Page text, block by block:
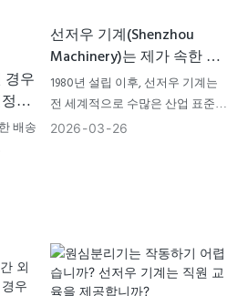
경우
됩
배송
선저우 기계(Shenzhou
Machinery)는 제가 속한 업
계에서 어떤 성공 사례를 보
유하고 있습니까?
1980년 설립 이후, 선저우 기계는
전 세계적으로 수많은 산업 표준을
세워왔습니다.
2026 03 26